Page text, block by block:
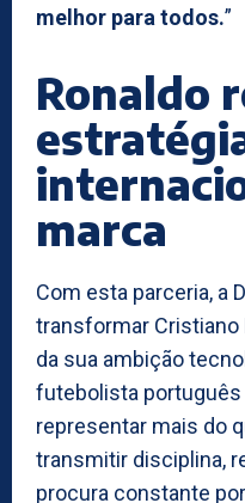
melhor para todos.”
Ronaldo
marca
Com esta parceria, a
transformar Cristiano
da sua ambição
futebolista português
representar mais do
transmitir disciplina,
procura constante